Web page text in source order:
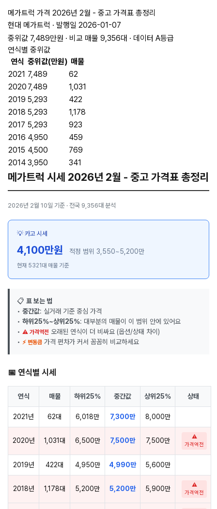
메가트럭 가격 2026년 2월 - 중고 가격표 총정리
현대 메가트럭 · 발행일 2026-01-07
중위값 7,489만원 · 비교 매물 9,356대 · 데이터 A등급
연식별 중위값
연식 중위값(만원) 매물
2021 7,489
62
2020 7,489
1,031
2019 5,293
422
2018 5,293
1,178
2017 5,293
923
2016 4,950
459
2015 4,500
769
2014 3,950 341
메가트럭 시세 2026년 2월 - 중고 가격표 총정리
2026년 2월 10일 기준 · 전국 9,356대 분석
💡 카고 시세
4,100만원 적정 범위 3,550~5,200만
현재 5321대 매물 기준
📋 표 보는 법
• 중간값: 실거래 기준 중심 가격
• 하위25%~상위25%: 대부분의 매물이 이 범위 안에 있어요
• ⚠ 가격역전 오래된 연식이 더 비싸요 (옵션/상태 차이)
• ⚡ 변동큼 가격 편차가 커서 꼼꼼히 비교하세요
📅 연식별 시세
연식 매물 하위25% 중간값 상위25% 상태
2021년 62대 6,018만 7,300만 8,000만
2020년 1,031대 6,500만 7,500만 7,500만
⚠
가격역전
2019년 422대 4,950만 4,990만 5,600만
2018년 1,178대 5,200만 5,200만 5,900만
⚠
가격역전